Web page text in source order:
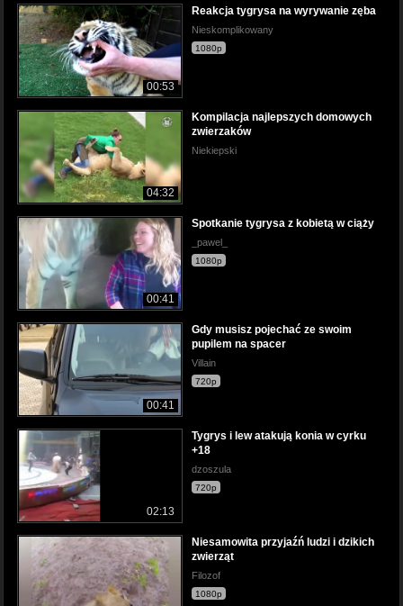
00:53
Reakcja tygrysa na wyrywanie zęba
Nieskomplikowany
1080p
04:32
Kompilacja najlepszych domowych
zwierzaków
Niekiepski
00:41
Spotkanie tygrysa z kobietą w ciąży
_pawel_
1080p
00:41
Gdy musisz pojechać ze swoim
pupilem na spacer
Villain
720p
02:13
Tygrys i lew atakują konia w cyrku
+18
dzoszula
720p
Niesamowita przyjaźń ludzi i dzikich
zwierząt
Filozof
1080p